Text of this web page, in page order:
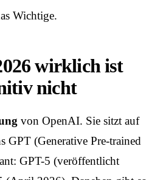
Wichtige.
wirklich ist
nicht
von OpenAI. Sie sitzt auf
GPT (Generative Pre-trained
GPT-5 (veröffentlicht